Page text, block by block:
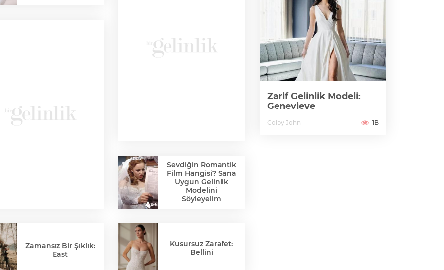
Zamansız Bir Şıklık:
East
Sevdiğin Romantik
Film Hangisi? Sana
Uygun Gelinlik
Modelini
Söyleyelim
Kusursuz Zarafet:
Bellini
Zarif Gelinlik Modeli:
Genevieve
Colby John 1B